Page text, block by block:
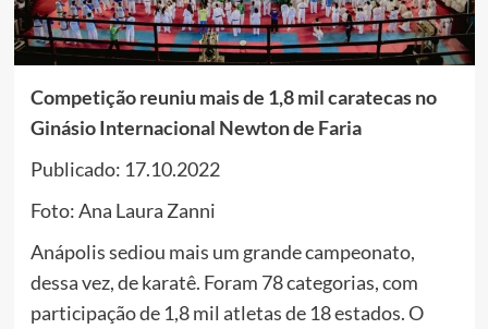
Competição reuniu mais de 1,8 mil caratecas no
Ginásio Internacional Newton de Faria
Publicado: 17.10.2022
Foto: Ana Laura Zanni
Anápolis sediou mais um grande campeonato,
dessa vez, de karatê. Foram 78 categorias, com
participação de 1,8 mil atletas de 18 estados. O